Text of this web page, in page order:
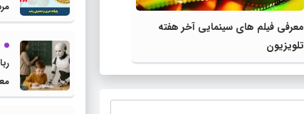
معرفی فیلم های سینمایی آخر هفته
تلویزیون
فیلم / پزشکیان:
خواهم ایستاد